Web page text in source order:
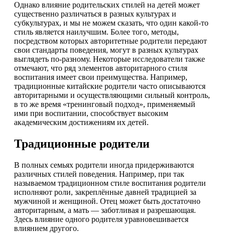
Однако влияние родительских стилей на детей может
существенно различаться в разных культурах и
субкультурах, и мы не можем сказать, что один какой-то
стиль является наилучшим. Более того, методы,
посредством которых авторитетные родители передают
свои стандарты поведения, могут в разных культурах
выглядеть по-разному. Некоторые исследователи также
отмечают, что ряд элементов авторитарного стиля
воспитания имеет свои преимущества. Например,
традиционные китайские родители часто описываются
авторитарными и осуществляющими сильный контроль,
в то же время «тренинговый подход», применяемый
ими при воспитании, способствует высоким
академическим достижениям их детей.
Традиционные родители
В полных семьях родители иногда придерживаются
различных стилей поведения. Например, при так
называемом традиционном стиле воспитания родители
исполняют роли, закреплённые давней традицией за
мужчиной и женщиной. Отец может быть достаточно
авторитарным, а мать — заботливая и разрешающая.
Здесь влияние одного родителя уравновешивается
влиянием другого.